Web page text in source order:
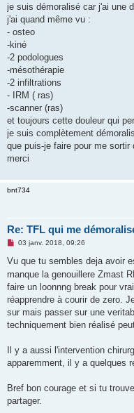
a
g
n
o
u
je suis démoralisé car j'ai une
j'ai quand même vu :
- osteo
-kiné
-2 podologues
-mésothérapie
-2 infiltrations
- IRM ( ras)
-scanner (ras)
et toujours cette douleur qui
je suis complètement
que puis-je faire pour me sortir
merci
bnt734
Re: TFL qui me
M
s
a
g
e
n
o
n
l
03 janv. 2018, 09:26
Vu que tu sembles deja avoir
manque la genouillere Zmast
faire un loonnng break pour
réapprendre à courir de zero.
sur mais passer sur une
techniquement bien réalisé
Il y a aussi l'intervention
apparemment, il y a quelques
Bref bon courage et si tu
partager.